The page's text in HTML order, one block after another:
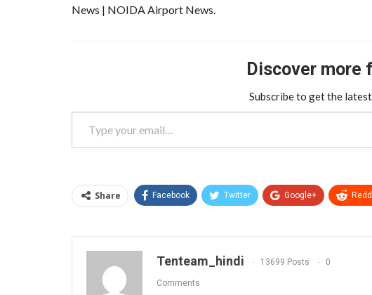
News | NOIDA Airport News.
Discover more
Subscribe to get the
Type your email…
Share Facebook Twitter Google+
Tenteam_hindi 13699 Posts 0
Comments